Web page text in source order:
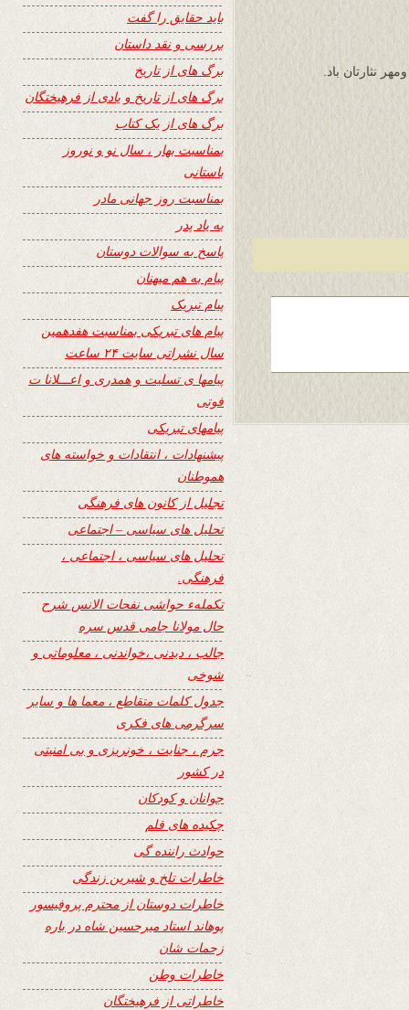
نثارتان باد.
باید حقایق را گفت
بررسی و نقد داستان
برگ های از تاریخ
برگ های از تاریخ و یادی از فرهیختگان
برگ های از یک کتاب
بمناسبت بهار ، سال نو و نوروز
باستانی
بمناسبت روز جهانی مادر
به یاد پدر
پاسخ به سوالات دوستان
پیام به هم میهنان
پیام تبریک
پیام های تبریکی بمناسبت هفدهمین
سال نشراتی سایت ۲۴ ساعت
پیامها ی تسلیت و همدری و اعـــلانا ت
فوتی
پیامهای تبریکی
پیشنهادات ، انتقادات و خواسته های
هموطنان
تجلیل از کانون های فرهنگی
تحلیل های سیاسی – اجتماعی
تحلیل های سیاسی ، اجتماعی ،
فرهنگی.
تکملهء حواشی نفحات الانس شرح
حال مولانا جامی قدس سره
جالب ، دیدنی ،خواندنی ، معلوماتی و
شوخی
جدول کلمات متقاطع ، معما ها و سایر
سرگرمی های فکری
جرم ، جنایت ، خونریزی و بی امنیتی
در کشور
جوانان و کودکان
چکیده های قلم
حوادث راننده گی
خاطرات تلخ و شیرین زندگی
خاطرات دوستان از محترم پروفیسور
پوهاند استاد میرحسین شاه در باره
زحمات شان
خاطرات وطن
خاطراتی از فرهیختگان